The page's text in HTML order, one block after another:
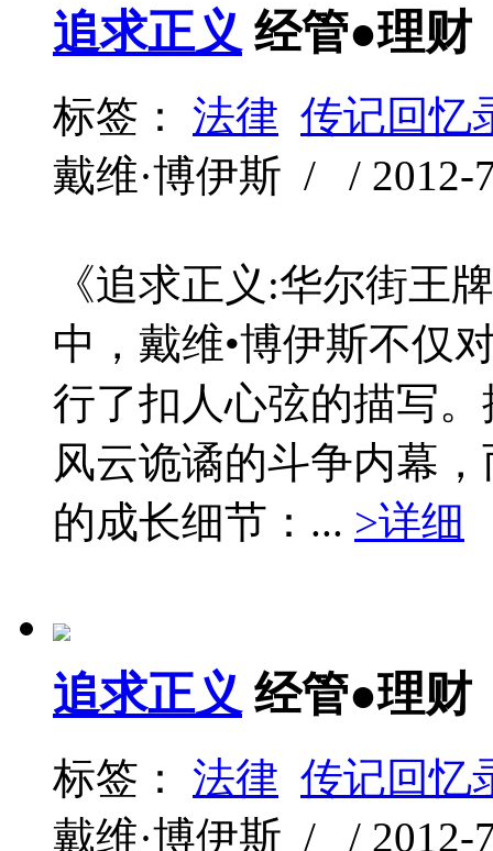
追求正义 经管●理财
标签： 法律 传记回忆
戴维·博伊斯 / / 2012-
《追求正义:华尔街王
中，戴维•博伊斯不仅
行了扣人心弦的描写
风云诡谲的斗争内幕
的成长细节：... >详细
追求正义 经管●理财
标签： 法律 传记回忆
戴维·博伊斯 / / 2012-